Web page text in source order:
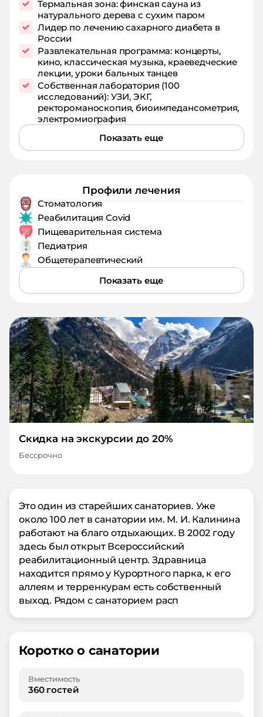
Термальная зона: финская сауна из
натурального дерева с сухим паром
Лидер по лечению сахарного диабета в
России
Развлекательная программа: концерты,
кино, классическая музыка, краеведческие
лекции, уроки бальных танцев
Собственная лаборатория (100
исследований): УЗИ, ЭКГ,
ректороманоскопия, биоимпедансометрия,
электромиография
Показать еще
Профили лечения
Стоматология
Реабилитация Covid
Пищеварительная система
Педиатрия
Общетерапевтический
Показать еще
Скидка на экскурсии до 20%
Бессрочно
Это один из старейших санаториев. Уже
около 100 лет в санатории им. М. И. Калинина
работают на благо отдыхающих. В 2002 году
здесь был открыт Всероссийский
реабилитационный центр. Здравница
находится прямо у Курортного парка, к его
аллеям и терренкурам есть собственный
выход. Рядом с санаторием расп
Коротко о санатории
Вместимость
360 гостей